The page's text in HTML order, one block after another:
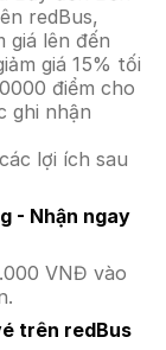
redBus,
giá lên đến
giá 15% tối
điểm cho
ghi nhận
lợi ích sau
- Nhận ngay
VNĐ vào
trên redBus